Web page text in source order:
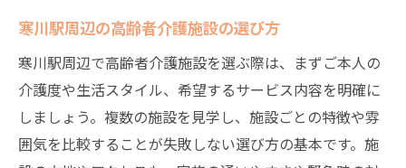
寒川駅周辺の高齢者介護施設の選び方
寒川駅周辺で高齢者介護施設を選ぶ際は、まずご本人の
介護度や生活スタイル、希望するサービス内容を明確に
しましょう。複数の施設を見学し、施設ごとの特徴や雰
囲気を比較することが失敗しない選び方の基本です。施